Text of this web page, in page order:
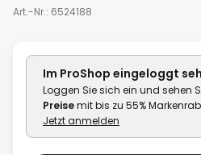
springen
Art.-Nr. 6524188
Im ProShop eingeloggt
Loggen Sie sich ein und sehen
Preisemit bis zu 55%
Jetzt anmelden